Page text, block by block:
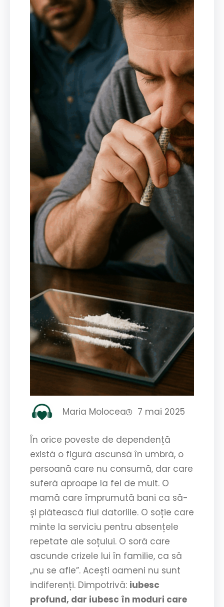
Maria Molocea 7 mai 2025
În orice poveste de dependență
există o figură ascunsă în umbră, o
persoană care nu consumă, dar care
suferă aproape la fel de mult. O
mamă care împrumută bani ca să-
și plătească fiul datoriile. O soție care
minte la serviciu pentru absențele
repetate ale soțului. O soră care
ascunde crizele lui în familie, ca să
„nu se afle”. Acești oameni nu sunt
indiferenți. Dimpotrivă: iubesc
profund, dar iubesc în moduri care